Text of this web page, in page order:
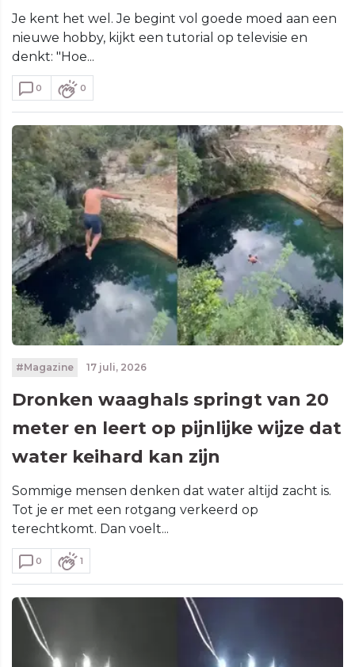
Je kent het wel. Je begint vol goede moed aan een
nieuwe hobby, kijkt een tutorial op televisie en
denkt: "Hoe...
0 0
#Magazine 17 juli, 2026
Dronken waaghals springt van 20
meter en leert op pijnlijke wijze dat
water keihard kan zijn
Sommige mensen denken dat water altijd zacht is.
Tot je er met een rotgang verkeerd op
terechtkomt. Dan voelt...
0 1